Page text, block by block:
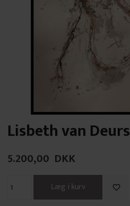
Lisbeth van Deurs
5.200,00 DKK